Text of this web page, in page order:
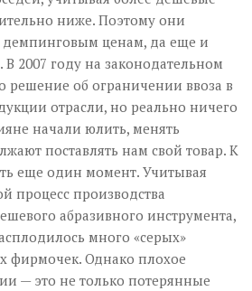
ниже. Поэтому они
демпинговым ценам, да еще и
В 2007 году на законодательном
решение об ограничении ввоза в
отрасли, но реально ничего
начали юлить, менять
поставлять нам свой товар. К
еще один момент. Учитывая
процесс производства
абразивного инструмента,
много «серых»
фирмочек. Однако плохое
— это не только потерянные